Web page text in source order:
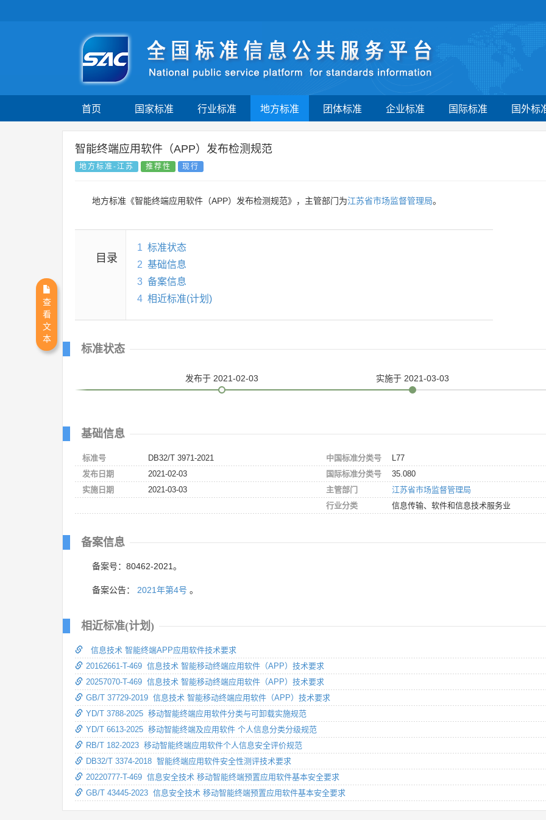
首页 国家标准 行业标准 地方标准 团体标准 企业标准 国际标准 国外标
智能终端应用软件（APP）发布检测规范
地方标准-江苏 推荐性 现行
地方标准《智能终端应用软件（APP）发布检测规范》，主管部门为江苏省市场监督管理局。
目录
1 标准状态
2 基础信息
3 备案信息
4 相近标准(计划)
标准状态
发布于 2021-02-03 实施于 2021-03-03
基础信息
标准号
DB32/T 3971-2021
发布日期
2021-02-03
实施日期
2021-03-03
中国标准分类号
L77
国际标准分类号
35.080
主管部门
江苏省市场监督管理局
行业分类
信息传输、软件和信息技术服务业
备案信息
备案号：80462-2021。
备案公告： 2021年第4号 。
相近标准(计划)
信息技术 智能终端APP应用软件技术要求
20162661-T-469 信息技术 智能移动终端应用软件（APP）技术要求
20257070-T-469 信息技术 智能移动终端应用软件（APP）技术要求
GB/T 37729-2019 信息技术 智能移动终端应用软件（APP）技术要求
YD/T 3788-2025 移动智能终端应用软件分类与可卸载实施规范
YD/T 6613-2025 移动智能终端及应用软件 个人信息分类分级规范
RB/T 182-2023 移动智能终端应用软件个人信息安全评价规范
DB32/T 3374-2018 智能终端应用软件安全性测评技术要求
20220777-T-469 信息安全技术 移动智能终端预置应用软件基本安全要求
GB/T 43445-2023 信息安全技术 移动智能终端预置应用软件基本安全要求
查
看
文
本